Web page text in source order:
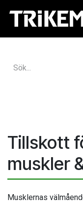
Tillskott
muskler
Musklernas